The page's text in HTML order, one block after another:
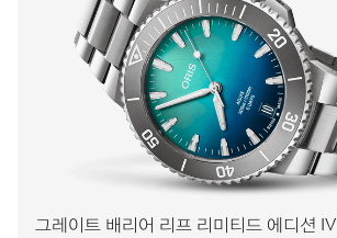
그레이트 배리어 리프 리미티드 에디션 IV